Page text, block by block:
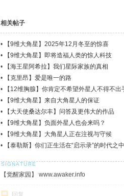
相关帖子
• 【9维大角星】2025年12月冬至的惊喜
•
【9维大角星】即将造福人类的惊人科技
•
【海王星阿希拉】我们星际家族的真相
•
【克里昂】爱是唯一的路
•
【12维胸腺】你肯定不希望外星人不得不
•
【9维大角星】来自大角星人的保证
•
【大天使桑达尔丰】问答及更伟大的作品
•
【9维大角星】负面外星人也会来吗？
•
【9维大角星】大角星人正在注视与守候
•
【泰勒斯】你们正生活在“启示录”的时代之中
【觉醒家园】 www.awaker.info
回复